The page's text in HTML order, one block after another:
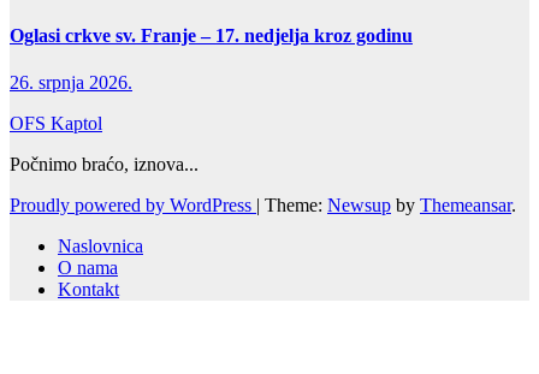
Oglasi crkve sv. Franje – 17. nedjelja kroz godinu
26. srpnja 2026.
OFS Kaptol
Počnimo braćo, iznova...
Proudly powered by WordPress | Theme: Newsup by Themeansar.
Naslovnica
O nama
Kontakt